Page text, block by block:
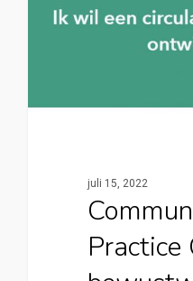
juli 15, 2022
Practice